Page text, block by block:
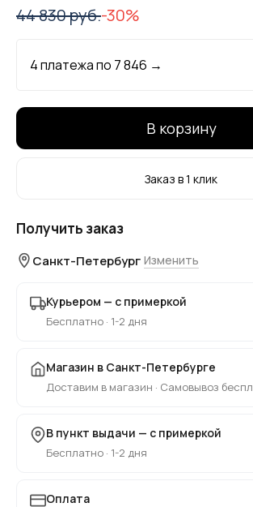
44 830 руб.-30%
4 платежа по 7 846 →
В корзину
Заказ в 1 клик
Получить заказ
Санкт-Петербург Изменить
Курьером — с примеркой
Бесплатно · 1-2 дня
Магазин в Санкт-Петербурге
Доставим в магазин · Самовывоз
В пункт выдачи — с примеркой
Бесплатно · 1-2 дня
Оплата